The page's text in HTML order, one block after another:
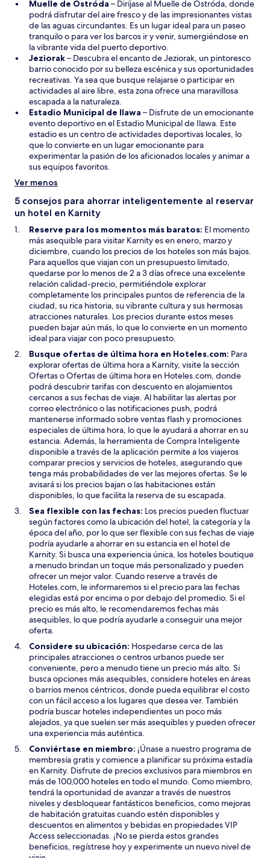
a
n
u
e
v
a
v
e
n
a
n
a
r
á
e
n
u
n
a
n
u
v
a
v
e
n
a
Muelle de Ostróda S
e
a
b
r
i
r
á
e
n
u
n
a
n
u
v
t
a
n
a
– Diríjase al Muelle de Ostróda, donde
podrá disfrutar del aire fresco y de las impresionantes vistas
de las aguas circundantes. Es un lugar ideal para un paseo
tranquilo o para ver los barcos ir y venir, sumergiéndose en
la vibrante vida del puerto deportivo.
JeziorakS
e
a
b
r
i
r
á
e
n
u
n
u
v
a
v
e
n
t
a
n
a
– Descubra el encanto de Jeziorak, un pintoresco
barrio conocido por su belleza escénica y sus oportunidades
recreativas. Ya sea que busque relajarse o participar en
actividades al aire libre, esta zona ofrece una maravillosa
escapada a la naturaleza.
Estadio Municipal de Ilawa S
e
a
b
r
e
n
a
n
u
e
v
a
v
e
n
t
a
n
a
– Disfrute de un emocionante
evento deportivo en el Estadio Municipal de Ilawa. Este
estadio es un centro de actividades deportivas locales, lo
que lo convierte en un lugar emocionante para
experimentar la pasión de los aficionados locales y animar a
sus equipos favoritos.
Ver menos
5 consejos para ahorrar inteligentemente al reservar
un hotel en Karnity
Reserve para los momentos más baratos: El momento
más asequible para visitar Karnity es en enero, marzo y
diciembre, cuando los precios de los hoteles son más bajos.
Para aquellos que viajan con un presupuesto limitado,
quedarse por lo menos de 2 a 3 días ofrece una excelente
relación calidad-precio, permitiéndole explorar
completamente los principales puntos de referencia de la
ciudad, su rica historia, su vibrante cultura y sus hermosas
atracciones naturales. Los precios durante estos meses
pueden bajar aún más, lo que lo convierte en un momento
ideal para viajar con poco presupuesto.
Busque ofertas de última hora en Hoteles.com: Para
explorar ofertas de última hora a Karnity, visite la sección
Ofertas o Ofertas de última hora en Hoteles.com, donde
podrá descubrir tarifas con descuento en alojamientos
cercanos a sus fechas de viaje. Al habilitar las alertas por
correo electrónico o las notificaciones push, podrá
mantenerse informado sobre ventas flash y promociones
especiales de última hora, lo que le ayudará a ahorrar en su
estancia. Además, la herramienta de Compra Inteligente
disponible a través de la aplicación permite a los viajeros
comparar precios y servicios de hoteles, asegurando que
tenga más probabilidades de ver las mejores ofertas. Se le
avisará si los precios bajan o las habitaciones están
disponibles, lo que facilita la reserva de su escapada.
Sea flexible con las fechas: Los precios pueden fluctuar
según factores como la ubicación del hotel, la categoría y la
época del año, por lo que ser flexible con sus fechas de viaje
podría ayudarle a ahorrar en su estancia en el hotel de
Karnity. Si busca una experiencia única, los hoteles boutique
a menudo brindan un toque más personalizado y pueden
ofrecer un mejor valor. Cuando reserve a través de
Hoteles.com, le informaremos si el precio para las fechas
elegidas está por encima o por debajo del promedio. Si el
precio es más alto, le recomendaremos fechas más
asequibles, lo que podría ayudarle a conseguir una mejor
oferta.
Considere su ubicación: Hospedarse cerca de las
principales atracciones o centros urbanos puede ser
conveniente, pero a menudo tiene un precio más alto. Si
busca opciones más asequibles, considere hoteles en áreas
o barrios menos céntricos, donde pueda equilibrar el costo
con un fácil acceso a los lugares que desea ver. También
podría buscar hoteles independientes un poco más
alejados, ya que suelen ser más asequibles y pueden ofrecer
una experiencia más auténtica.
Conviértase en miembro: ¡Únase a nuestro programa de
membresía gratis y comience a planificar su próxima estadía
en Karnity. Disfrute de precios exclusivos para miembros en
más de 100,000 hoteles en todo el mundo. Como miembro,
tendrá la oportunidad de avanzar a través de nuestros
niveles y desbloquear fantásticos beneficios, como mejoras
de habitación gratuitas cuando estén disponibles y
descuentos en alimentos y bebidas en propiedades VIP
Access seleccionadas. ¡No se pierda estos grandes
beneficios, regístrese hoy y experimente un nuevo nivel de